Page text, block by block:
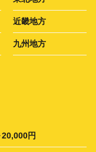
近畿地方
九州地方
円